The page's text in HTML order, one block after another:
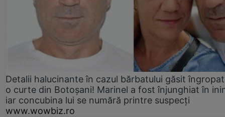
Detalii halucinante în cazul bărbatului găsit
o curte din Botoșani! Marinel a fost înjunghiat în
iar concubina lui se numără printre suspecți
www.wowbiz.ro